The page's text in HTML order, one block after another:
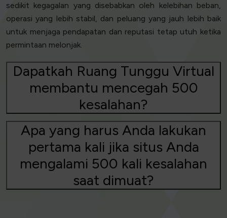
sedikit kegagalan yang disebabkan oleh kelebihan beban,
operasi yang lebih stabil, dan peluang yang jauh lebih baik
untuk menjaga pendapatan dan reputasi tetap utuh ketika
permintaan melonjak.
Dapatkah Ruang Tunggu Virtual
membantu mencegah 500
kesalahan?
Apa yang harus Anda lakukan
pertama kali jika situs Anda
mengalami 500 kali kesalahan
saat dimuat?